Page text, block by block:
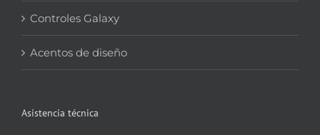
Controles Galaxy
Acentos de diseño
Asistencia técnica